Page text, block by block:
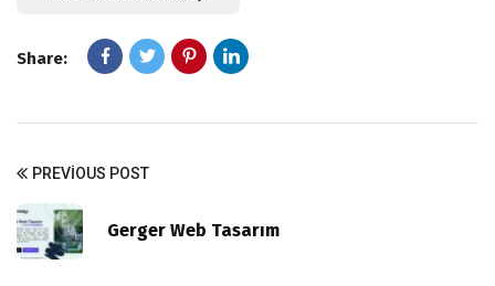
Share:
PREVIOUS POST
Gerger Web Tasarım